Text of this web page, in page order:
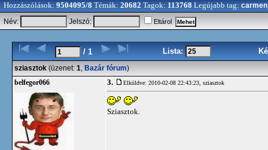
Hozzászólások: 9504095/8 Témák: 20682 Tagok: 113768 Legújabb tag:
Név:
Jelszó: Eltárol
/ 1 Lista:
sziasztok (üzenet: 1, Bazár fórum)
belfegor066 3. Elküldve: 2010-02-08 22:43:23, sziasztok
Sziasztok.